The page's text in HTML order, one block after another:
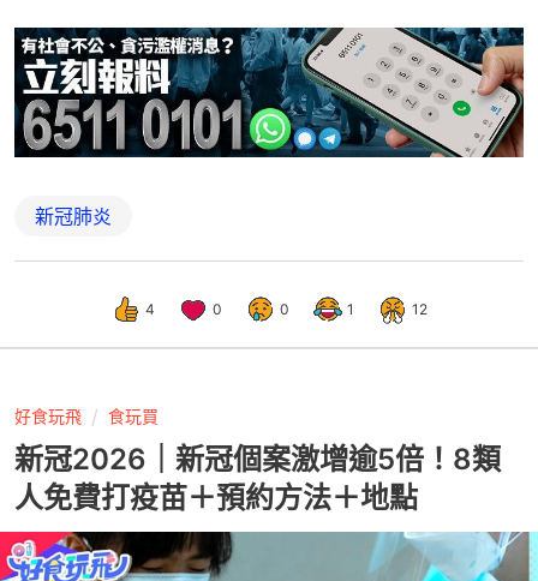
新冠肺炎
4 0 0 1 12
好食玩飛 食玩買
新冠2026｜新冠個案激增逾5倍！8類
人免費打疫苗＋預約方法＋地點